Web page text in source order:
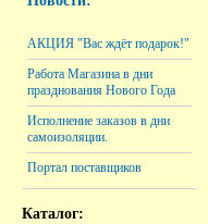
АКЦИЯ "Вас ждёт подарок!"
Работа Магазина в дни
празднования Нового Года
Исполнение заказов в дни
самоизоляции.
Портал поставщиков
Каталог: